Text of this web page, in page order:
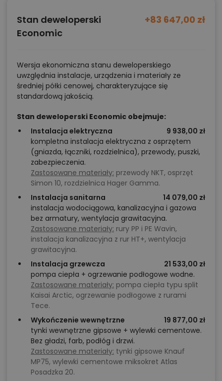
Stan deweloperski
Economic
+83 647,00 zł
Wersja ekonomiczna stanu deweloperskiego
uwzględnia instalacje, urządzenia i materiały ze
średniej półki cenowej, charakteryzujące się
standardową jakością.
Stan deweloperski Economic obejmuje:
Instalacja elektryczna
9 938,00 zł
kompletna instalacja elektryczna z osprzętem
(gniazda, łączniki, rozdzielnica), przewody, puszki,
zabezpieczenia.
Zastosowane materiały: przewody NKT, osprzęt
Simon 10, rozdzielnica Hager Gamma.
Instalacja sanitarna
14 079,00 zł
instalacja wodociągowa, kanalizacyjna i gazowa
bez armatury, wentylacja grawitacyjna.
Zastosowane materiały: rury PP i PE Wavin,
instalacja kanalizacyjna z rur HT+, wentylacja
grawitacyjna.
Instalacja grzewcza
21 533,00 zł
pompa ciepła + ogrzewanie podłogowe wodne.
Zastosowane materiały: pompa ciepła typu split
Kaisai Arctic, ogrzewanie podłogowe z rurami
Tece.
Wykończenie wewnętrzne
19 877,00 zł
tynki wewnętrzne gipsowe + wylewki cementowe.
Bez gładzi, farb, podłóg i drzwi.
Zastosowane materiały: tynki gipsowe Knauf
MP75, wylewki cementowe miksokret Atlas
Posadzka 20.